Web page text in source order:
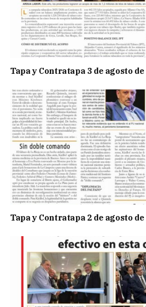
Tapa y Contratapa 3 de agosto de
Tapa y Contratapa 2 de agosto de